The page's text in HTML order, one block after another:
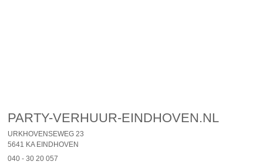
PARTY-VERHUUR-EINDHOVEN.NL
URKHOVENSEWEG 23
5641 KA EINDHOVEN
040 - 30 20 057